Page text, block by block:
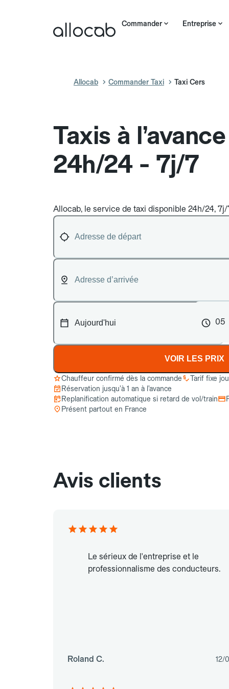
Commander Entreprise
Allocab Commander Taxi Taxi Cers
Taxis à
24h/24 - 7j/7
Allocab, le service de taxi disponible 24h/24, 7j/
05
VOIR LES PRIX
Chauffeur confirmé dès la commande
Tarif fixe
Réservation jusqu’à 1 an à l’avance
Replanification automatique si retard de vol/train
Présent partout en France
Avis clients
Le sérieux de l'entreprise et le
professionnalisme des conducteurs.
Roland C. 12/